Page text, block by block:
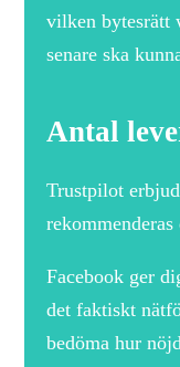
vilken bytesrätt
senare ska
Antal
Trustpilot
Facebook ger
det faktiskt
bedöma hur